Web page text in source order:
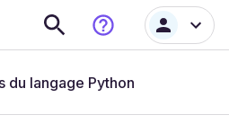
du langage Python